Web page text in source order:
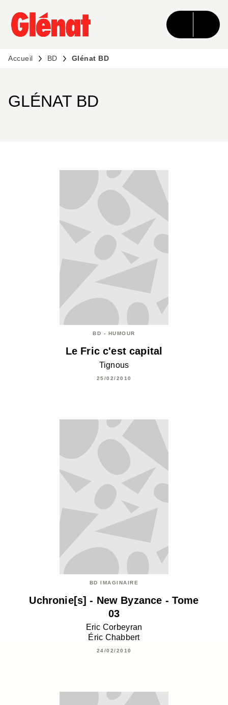
MENU RECHERCHE CONTENU
PIED DE PAGE
Accueil BD Glénat BD
GLÉNAT BD
BD - HUMOUR
Le Fric c'est capital
Tignous
25/02/2010
BD IMAGINAIRE
Uchronie[s] - New Byzance - Tome
03
Eric Corbeyran
Éric Chabbert
24/02/2010